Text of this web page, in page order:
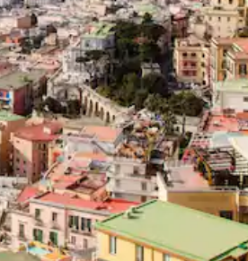
e para baixo do teclado ou tocando